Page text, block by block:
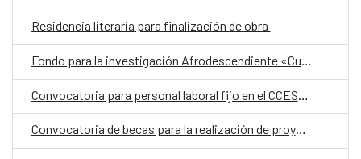
Residencia literaria para finalización de obra
Fondo para la investigación Afrodescendiente «Cultiva»
Convocatoria de becas para la realización de proyectos artísticos con cesión de Estudios en Bilbao Arte